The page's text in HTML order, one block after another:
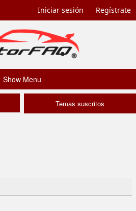
Iniciar sesión Regístrate
Show Menu
Temas suscritos